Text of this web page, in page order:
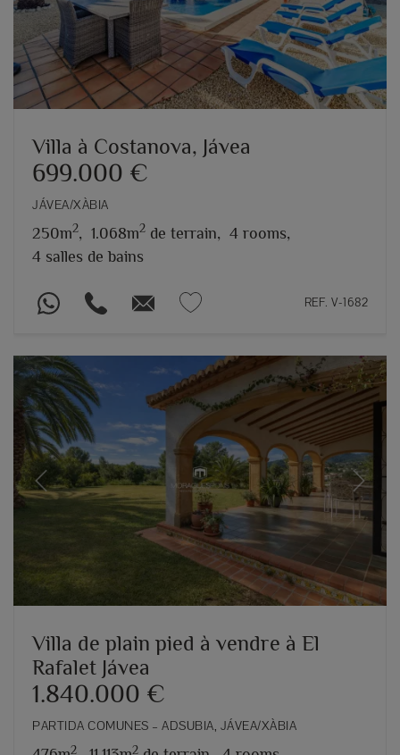
Villa à Costanova, Jávea
699.000 €
JÁVEA/XÀBIA
250m2, 1.068m2 de terrain, 4 rooms,
4 salles de bains
REF. V-1682
Previous Next
Villa de plain pied à vendre à El
Rafalet Jávea
1.840.000 €
PARTIDA COMUNES – ADSUBIA, JÁVEA/XÀBIA
2 2